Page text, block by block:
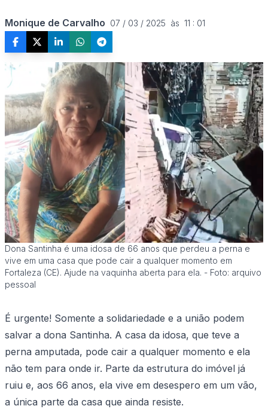
Monique de Carvalho 07 / 03 / 2025  às  11 : 01
Dona Santinha é uma idosa de 66 anos que perdeu a perna e
vive em uma casa que pode cair a qualquer momento em
Fortaleza (CE). Ajude na vaquinha aberta para ela. - Foto: arquivo
pessoal
É urgente! Somente a solidariedade e a união podem
salvar a dona Santinha. A casa da idosa, que teve a
perna amputada, pode cair a qualquer momento e ela
não tem para onde ir. Parte da estrutura do imóvel já
ruiu e, aos 66 anos, ela vive em desespero em um vão,
a única parte da casa que ainda resiste.